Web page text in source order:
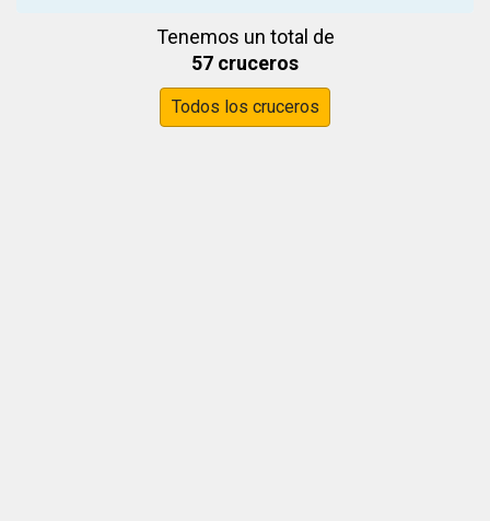
Tenemos un total de
57 cruceros
Todos los cruceros